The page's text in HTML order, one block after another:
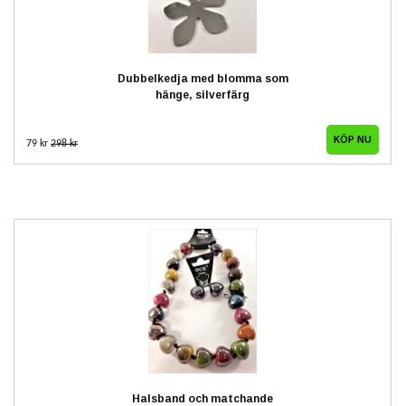
Dubbelkedja med blomma som
hänge, silverfärg
79 kr 298 kr
Halsband och matchande